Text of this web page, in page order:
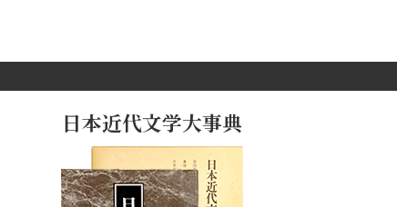
日本近代文学大事典